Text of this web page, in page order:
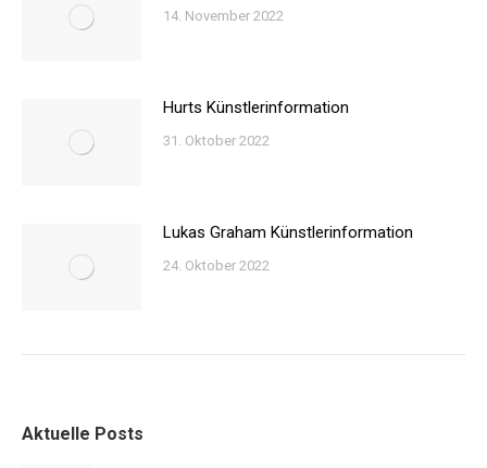
14. November 2022
Hurts Künstlerinformation
31. Oktober 2022
Lukas Graham Künstlerinformation
24. Oktober 2022
Aktuelle Posts